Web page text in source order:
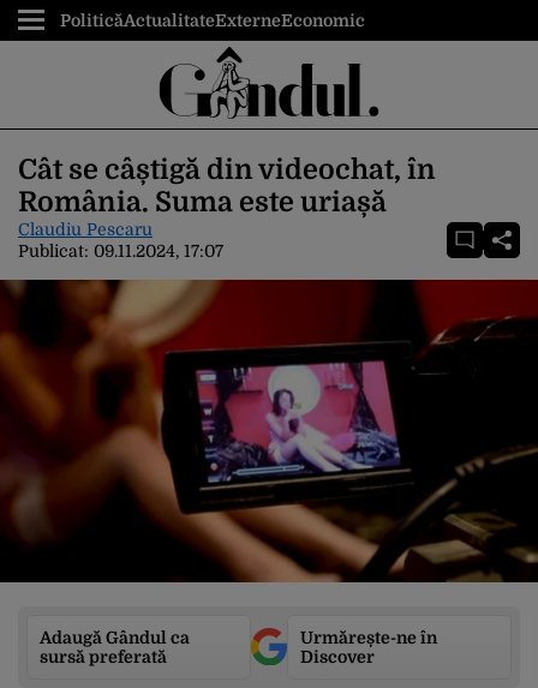
PoliticăActualitateExterneEconomic
Cât se câștigă din videochat, în
România. Suma este uriașă
Claudiu Pescaru
Publicat: 09.11.2024, 17:07
Adaugă Gândul ca
sursă preferată
Urmărește-ne în
Discover